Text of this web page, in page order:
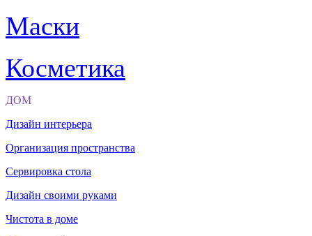
Маски
Косметика
ДОМ
Дизайн интерьера
Организация пространства
Сервировка стола
Дизайн своими руками
Чистота в доме